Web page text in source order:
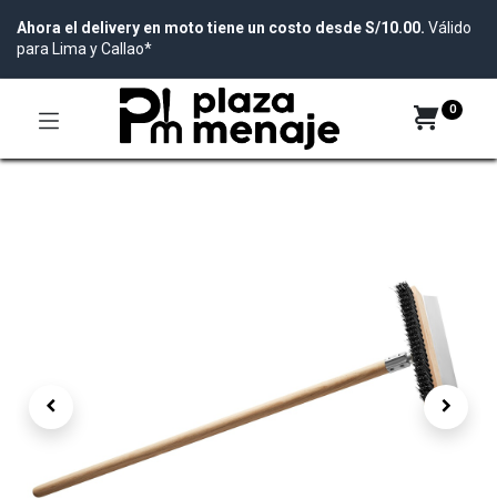
Ahora el delivery en moto tiene un costo desde S/10.00. Válido
para Lima y Callao*
0